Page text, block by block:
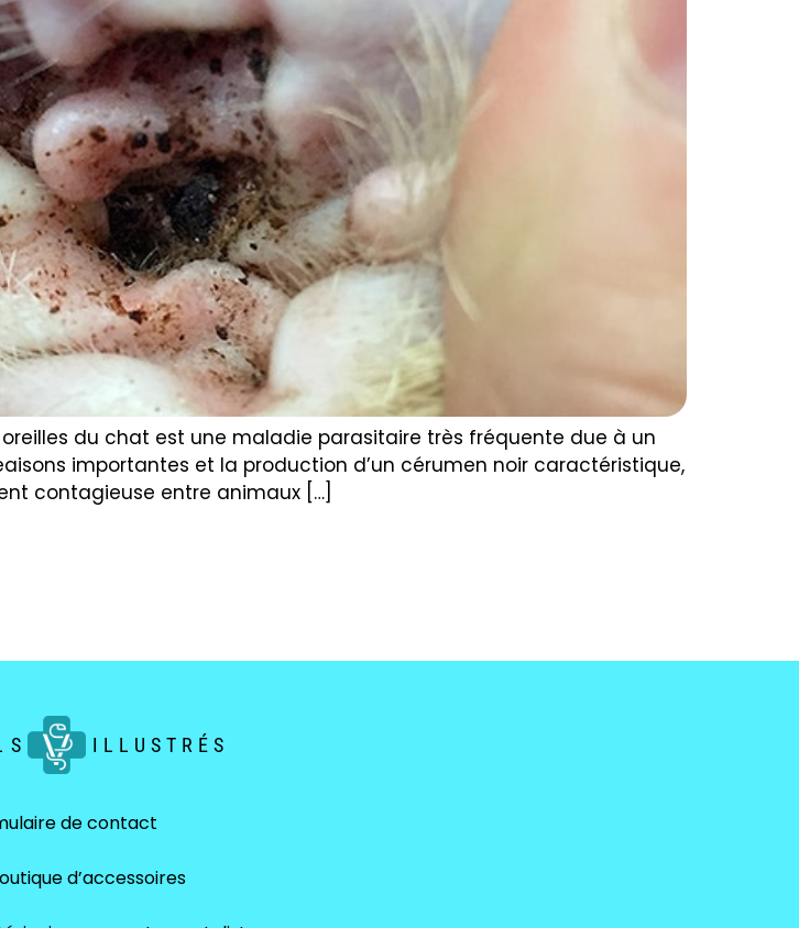
du chat est une maladie parasitaire très fréquente due à un
importantes et la production d’un cérumen noir caractéristique,
contagieuse entre animaux […]
ILLUSTRÉS
de contact
d’accessoires